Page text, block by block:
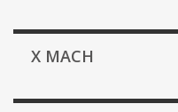
X MACH